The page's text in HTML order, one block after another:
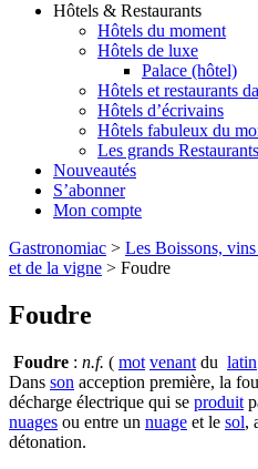
Hôtels & Restaurants
Hôtels du moment
Hôtels de luxe
Palace (hôtel)
Hôtels et restaurants
Hôtels d’écrivains
Hôtels fabuleux du
Les grands Restaurants
Nouveautés
S’abonner
Mon compte
Gastronomiac > Les Boissons,
et de la vigne > Foudre
Foudre
Foudre : n.f. ( mot venant du latin
Dans son acception première, la
décharge électrique qui se produit
nuages ou entre un nuage et le sol,
détonation.